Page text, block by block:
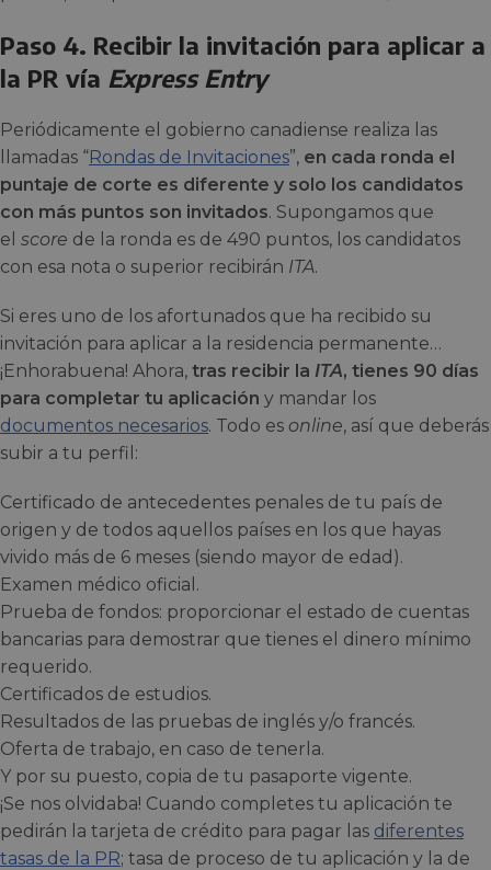
Paso 4. Recibir la invitación para aplicar a
la PR vía Express Entry
Periódicamente el gobierno canadiense realiza las
llamadas “Rondas de Invitaciones”, en cada ronda el
puntaje de corte es diferente y solo los candidatos
con más puntos son invitados. Supongamos que
el score de la ronda es de 490 puntos, los candidatos
con esa nota o superior recibirán ITA.
Si eres uno de los afortunados que ha recibido su
invitación para aplicar a la residencia permanente…
¡Enhorabuena! Ahora, tras recibir la ITA, tienes 90 días
para completar tu aplicación y mandar los
documentos necesarios. Todo es online, así que deberás
subir a tu perfil:
Certificado de antecedentes penales de tu país de
origen y de todos aquellos países en los que hayas
vivido más de 6 meses (siendo mayor de edad).
Examen médico oficial.
Prueba de fondos: proporcionar el estado de cuentas
bancarias para demostrar que tienes el dinero mínimo
requerido.
Certificados de estudios.
Resultados de las pruebas de inglés y/o francés.
Oferta de trabajo, en caso de tenerla.
Y por su puesto, copia de tu pasaporte vigente.
¡Se nos olvidaba! Cuando completes tu aplicación te
pedirán la tarjeta de crédito para pagar las diferentes
tasas de la PR; tasa de proceso de tu aplicación y la de